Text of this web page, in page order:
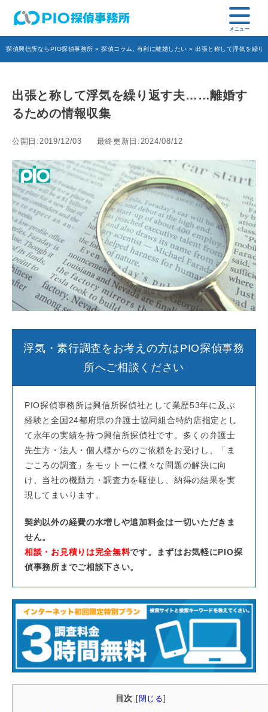
探偵興信所ならPIO探偵事務所 » 探偵コラム 有利に離婚したい » 出張と称して浮気を繰
出張と称して浮気を繰り返す夫……離婚す
るための情報収集
公開日:2019/12/03 最終更新日:2024/08/12
浮気・素行調査をお考えの方はPIO探偵事務
所へご相談ください
PIO探偵事務所は興信所探偵社として業歴53年に及ぶ
経験と全国24都府県の弁護士協同組合特約店指定とし
て永年の実績を持つ興信所探偵社です。多くの弁護士
先生方・法人・個人様からのご依頼をお受けし、「ま
ごころの調査」をモットーに様々な問題の解決に向
け、当社の機動力・調査力を駆使し、納得の結果を実
現してまいります。
契約以外の経費の水増しや追加料金は一切いただきま
せん。
相談・お見積りは完全無料です。まずはお気軽にPIO探
偵事務所までご相談下さい。
目次 閉じる